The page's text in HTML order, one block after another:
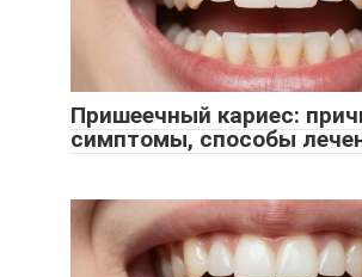
Пришеечный кариес:
симптомы, способы